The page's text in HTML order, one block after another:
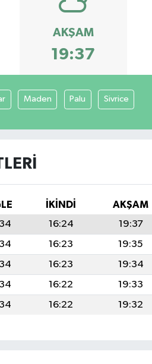
AKŞAM
19:37
Maden Palu Sivrice
İKINDI AKŞAM
16:24 19:37
16:23 19:35
16:23 19:34
16:22 19:33
16:22 19:32